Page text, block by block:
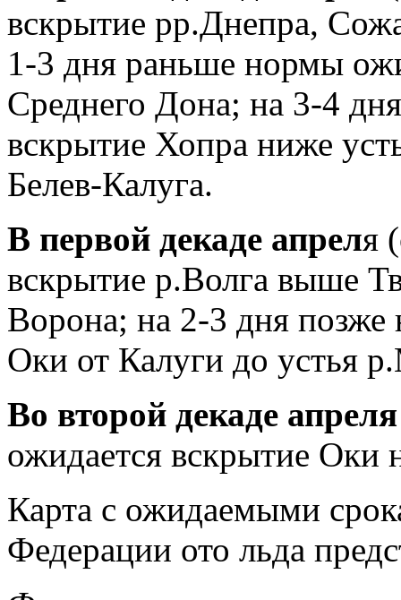
вскрытие рр.Днепра,
1-3 дня раньше нормы
Среднего Дона; на 3-4
вскрытие Хопра ниже
Белев-Калуга.
В первой декаде апреля
вскрытие р.Волга выше
Ворона; на 2-3 дня
Оки от Калуги до устья
Во второй декаде
ожидается вскрытие
Карта с ожидаемыми
Федерации ото льда